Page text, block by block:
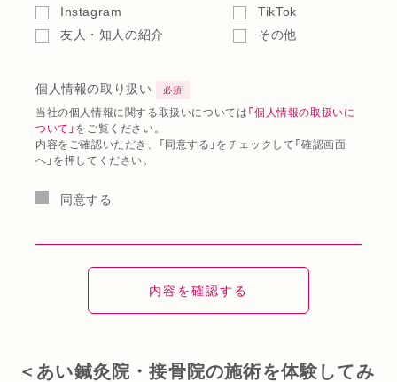
Instagram
TikTok
友人・知人の紹介
その他
個人情報の取り扱い 必須
当社の個人情報に関する取扱いについては「個人情報の取扱いに
ついて」をご覧ください。
内容をご確認いただき、「同意する」をチェックして「確認画面
へ」を押してください。
同意する
＜あい鍼灸院・接骨院の施術を体験してみ